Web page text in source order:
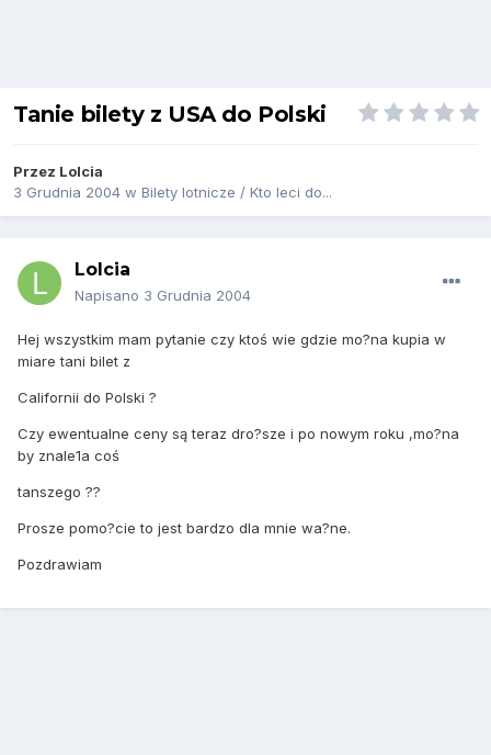
Tanie bilety z USA do Polski
Przez Lolcia
3 Grudnia 2004 w Bilety lotnicze / Kto leci do...
Lolcia
Napisano 3 Grudnia 2004
Hej wszystkim mam pytanie czy ktoś wie gdzie mo?na kupia w
miare tani bilet z
Californii do Polski ?
Czy ewentualne ceny są teraz dro?sze i po nowym roku ,mo?na
by znale1a coś
tanszego ??
Prosze pomo?cie to jest bardzo dla mnie wa?ne.
Pozdrawiam